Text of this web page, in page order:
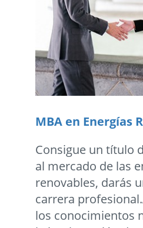
MBA en Energías
Consigue un título
al mercado de las
renovables, darás
carrera
los conocimientos